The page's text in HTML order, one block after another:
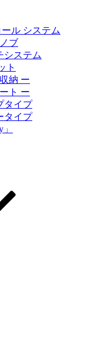
ル システム
ブ
システム
ト
納 ー
ト ー
タイプ
タイプ